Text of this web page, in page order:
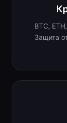
BTC,
Защита